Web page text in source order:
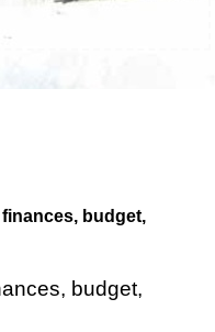
budget,
budget,